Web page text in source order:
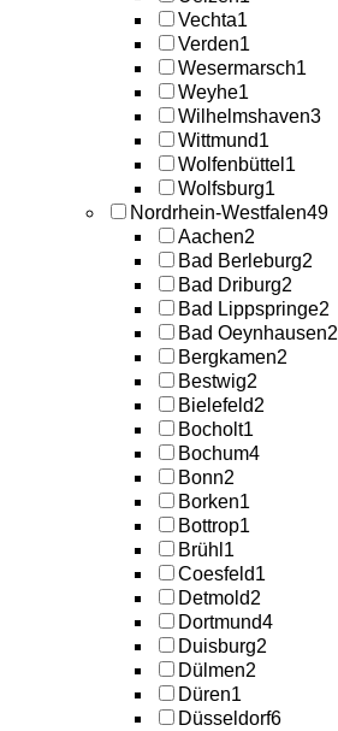
Vechta1
Verden1
Wesermarsch1
Weyhe1
Wilhelmshaven3
Wittmund1
Wolfenbüttel 1
Wolfsburg1
Nordrhein-Westfalen49
Aachen2
Bad Berleburg2
Bad Driburg2
Bad Lippspringe2
Bad Oeynhausen2
Bergkamen2
Bestwig2
Bielefeld2
Bocholt1
Bochum4
Bonn2
Borken1
Bottrop1
Brühl 1
Coesfeld1
Detmold2
Dortmund4
Duisburg2
Dülmen2
Düren1
Düsseldorf6